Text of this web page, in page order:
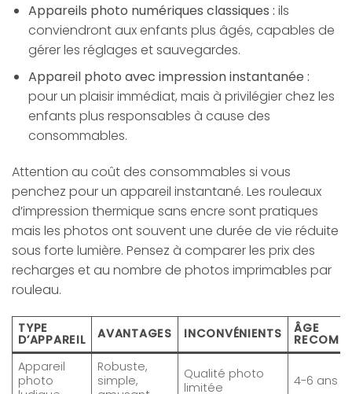
Appareils photo numériques classiques : ils
conviendront aux enfants plus âgés, capables de
gérer les réglages et sauvegardes.
Appareil photo avec impression instantanée :
pour un plaisir immédiat, mais à privilégier chez les
enfants plus responsables à cause des
consommables.
Attention au coût des consommables si vous
penchez pour un appareil instantané. Les rouleaux
d’impression thermique sans encre sont pratiques
mais les photos ont souvent une durée de vie réduite
sous forte lumière. Pensez à comparer les prix des
recharges et au nombre de photos imprimables par
rouleau.
TYPE
D’APPAREIL AVANTAGES INCONVÉNIENTS ÂGE
Appareil
photo
Robuste,
simple,
Qualité photo
limitée
4-6 ans